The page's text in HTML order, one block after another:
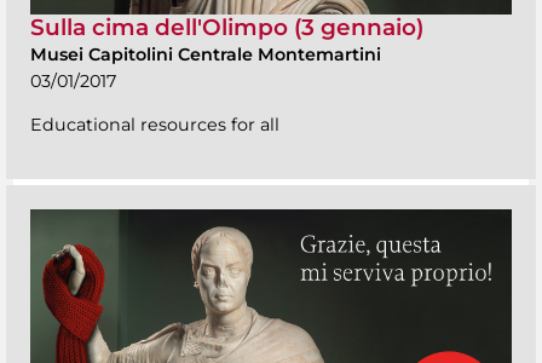
Sulla cima dell'Olimpo (3 gennaio)
Musei Capitolini Centrale Montemartini
03/01/2017
Educational resources for all